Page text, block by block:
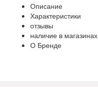
Описание
Характеристики
отзывы
наличие в магазинах
О Бренде